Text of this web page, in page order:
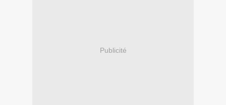
Publicité